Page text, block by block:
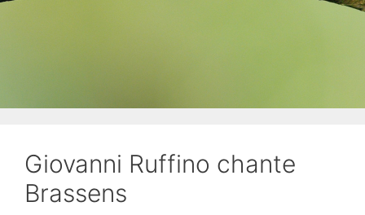
Giovanni Ruffino chante
Brassens